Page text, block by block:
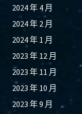
2024 年 4 月
2024 年 2 月
2024 年 1 月
2023 年 12 月
2023 年 11 月
2023 年 10 月
2023 年 9 月